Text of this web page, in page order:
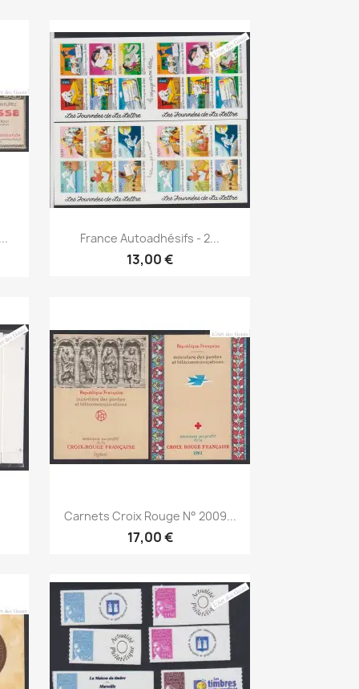
France Autoadhésifs - 2...
13,00 €
Aperçu rapide
Carnets Croix Rouge N° 2009...
17,00 €
Aperçu rapide